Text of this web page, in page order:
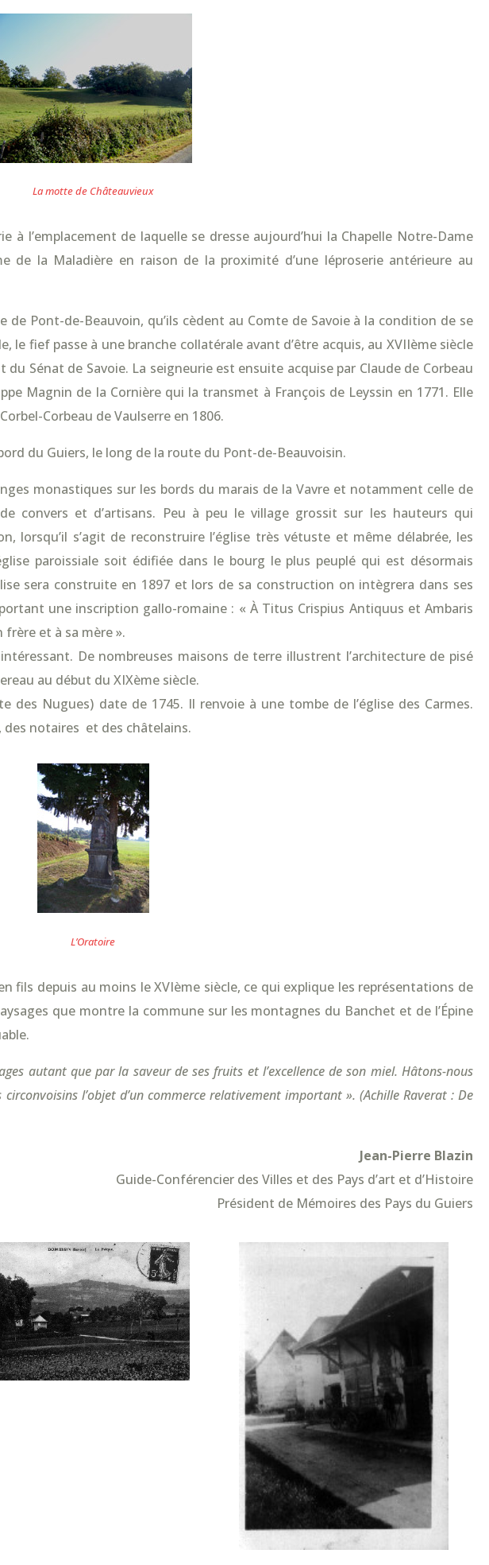
La motte de Châteauvieux
à l’emplacement de laquelle se dresse aujourd’hui la Chapelle Notre-Dame
de la Maladière en raison de la proximité d’une léproserie antérieure au
de Pont-de-Beauvoin, qu’ils cèdent au Comte de Savoie à la condition de se
le fief passe à une branche collatérale avant d’être acquis, au XVIIème siècle
Sénat de Savoie. La seigneurie est ensuite acquise par Claude de Corbeau
Magnin de la Cornière qui la transmet à François de Leyssin en 1771. Elle
Corbeau de Vaulserre en 1806.
du Guiers, le long de la route du Pont-de-Beauvoisin.
monastiques sur les bords du marais de la Vavre et notamment celle de
convers et d’artisans. Peu à peu le village grossit sur les hauteurs qui
lorsqu’il s’agit de reconstruire l’église très vétuste et même délabrée, les
paroissiale soit édifiée dans le bourg le plus peuplé qui est désormais
sera construite en 1897 et lors de sa construction on intègrera dans ses
une inscription gallo-romaine : « À Titus Crispius Antiquus et Ambaris
frère et à sa mère ».
De nombreuses maisons de terre illustrent l’architecture de pisé
au début du XIXème siècle.
des Nugues) date de 1745. Il renvoie à une tombe de l’église des Carmes.
notaires et des châtelains.
L’Oratoire
fils depuis au moins le XVIème siècle, ce qui explique les représentations de
que montre la commune sur les montagnes du Banchet et de l’Épine
autant que par la saveur de ses fruits et l’excellence de son miel. Hâtons-nous
l’objet d’un commerce relativement important ». (Achille Raverat : De
Jean-Pierre Blazin
Guide-Conférencier des Villes et des Pays d’art et d’Histoire
Président de Mémoires des Pays du Guiers